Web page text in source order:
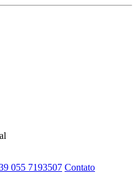
055 7193507 Contato